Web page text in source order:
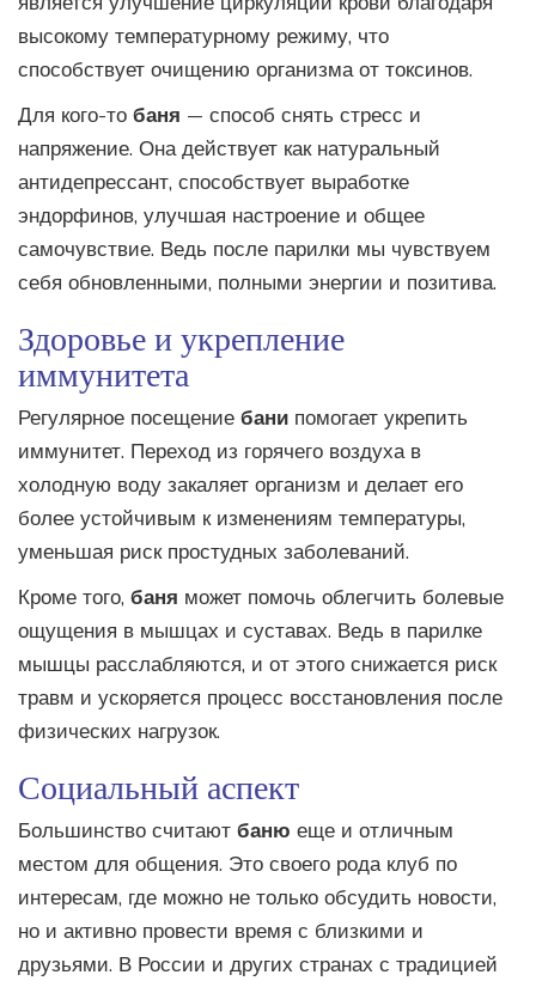
высокому температурному режиму, что
способствует очищению организма от токсинов.
Для кого-то баня — способ снять стресс и
напряжение. Она действует как натуральный
антидепрессант, способствует выработке
эндорфинов, улучшая настроение и общее
самочувствие. Ведь после парилки мы чувствуем
себя обновленными, полными энергии и позитива.
Здоровье и укрепление
иммунитета
Регулярное посещение бани помогает укрепить
иммунитет. Переход из горячего воздуха в
холодную воду закаляет организм и делает его
более устойчивым к изменениям температуры,
уменьшая риск простудных заболеваний.
Кроме того, баня может помочь облегчить болевые
ощущения в мышцах и суставах. Ведь в парилке
мышцы расслабляются, и от этого снижается риск
травм и ускоряется процесс восстановления после
физических нагрузок.
Социальный аспект
Большинство считают баню еще и отличным
местом для общения. Это своего рода клуб по
интересам, где можно не только обсудить новости,
но и активно провести время с близкими и
друзьями. В России и других странах с традицией